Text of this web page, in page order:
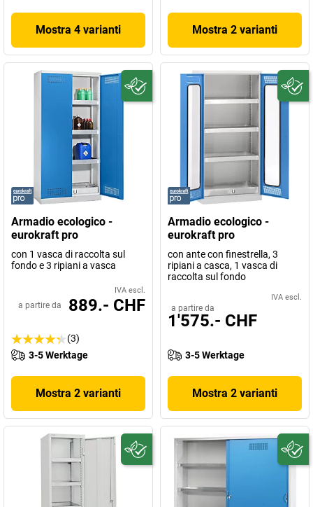
Mostra 4 varianti Mostra 2 varianti
Armadio ecologico -
eurokraft pro
con 1 vasca di raccolta sul
fondo e 3 ripiani a vasca
IVA escl.
a partire da 889.- CHF
(3)
3-5 Werktage
Mostra 2 varianti
Armadio ecologico -
eurokraft pro
con ante con finestrella, 3
ripiani a casca, 1 vasca di
raccolta sul fondo
IVA escl.
a partire da
1'575.- CHF
3-5 Werktage
Mostra 2 varianti